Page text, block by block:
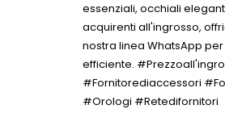
essenziali, occhiali
acquirenti all'ingrosso,
nostra linea WhatsApp
efficiente.
#Fornitorediaccessori
#Orologi #Retedifornitori